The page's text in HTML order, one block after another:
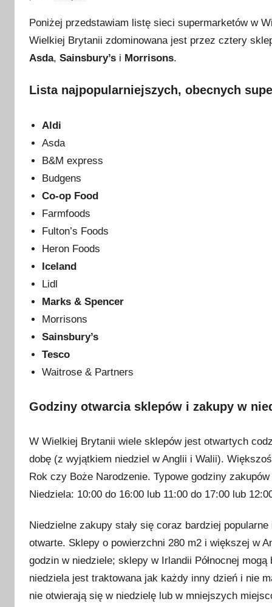
u
b
l
k
w
4
s
y
c
0
2
Poniżej przedstawiam listę sieci supermarketów w
Wielkiej Brytanii zdominowana jest przez cztery
Asda, Sainsbury’s i Morrisons.
Lista najpopularniejszych, obecnych
Aldi
Asda
B&M express
Budgens
Co-op Food
Farmfoods
Fulton’s Foods
Heron Foods
Iceland
Lidl
Marks & Spencer
Morrisons
Sainsbury’s
Tesco
Waitrose & Partners
Godziny otwarcia sklepów i zakupy w
W Wielkiej Brytanii wiele sklepów jest otwartych
dobę (z wyjątkiem niedziel w Anglii i Walii).
Rok czy Boże Narodzenie. Typowe godziny
Niedziela: 10:00 do 16:00 lub 11:00 do 17:00 lub
Niedzielne zakupy stały się coraz bardziej
otwarte. Sklepy o powierzchni 280 m2 i większej w
godzin w niedziele; sklepy w Irlandii Północnej
niedziela jest traktowana jak każdy inny dzień i nie
nie otwierają się w niedzielę lub w mniejszych